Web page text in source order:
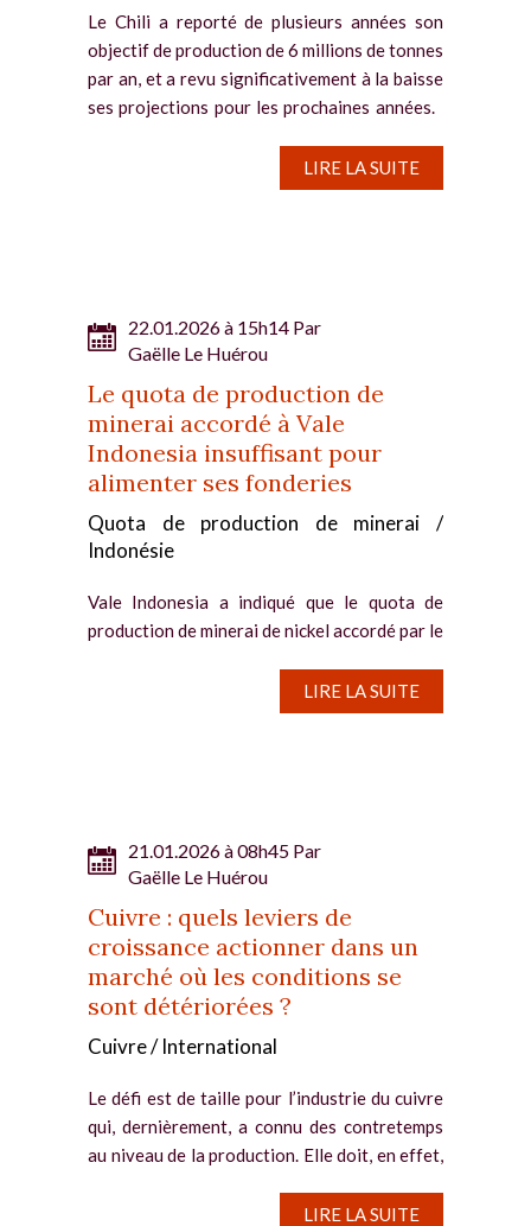
Le Chili a reporté de plusieurs années son
objectif de production de 6 millions de tonnes
par an, et a revu significativement à la baisse
ses projections pour les prochaines années.
LIRE LA SUITE
22.01.2026 à 15h14 Par
Gaëlle Le Huérou
Le quota de production de
minerai accordé à Vale
Indonesia insuffisant pour
alimenter ses fonderies
Quota de production de minerai /
Indonésie
Vale Indonesia a indiqué que le quota de
production de minerai de nickel accordé par le
pour approvisionner ses fonderies, qui
entreront en service au cours des prochains
LIRE LA SUITE
21.01.2026 à 08h45 Par
Gaëlle Le Huérou
Cuivre : quels leviers de
croissance actionner dans un
marché où les conditions se
sont détériorées ?
Cuivre / International
Le défi est de taille pour l’industrie du cuivre
qui, dernièrement, a connu des contretemps
au niveau de la production. Elle doit, en effet,
demande, alors que les coûts de production...
LIRE LA SUITE